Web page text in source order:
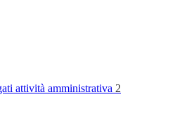
attività amministrativa 2